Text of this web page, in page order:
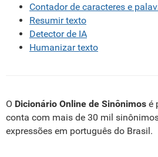
Contador de caracteres e
Resumir texto
Detector de IA
Humanizar texto
O Dicionário Online de Sinônimos é
conta com mais de 30 mil
expressões em português do Brasil.